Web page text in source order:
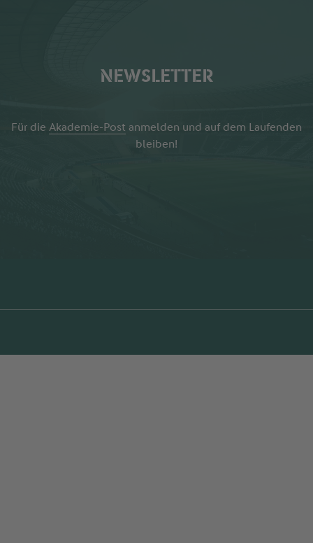
NEWSLETTER
Für die Akademie-Post anmelden und auf dem Laufenden
bleiben!